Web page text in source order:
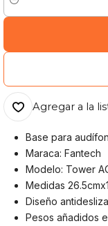
Cantidad
Agregar a la
Base para
Maraca: Fantech
Modelo: Tower
Medidas
Diseño
Pesos añadidos